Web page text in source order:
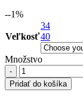
--1%
Veľkosť
34
40
Množstvo
Pridať do košíka